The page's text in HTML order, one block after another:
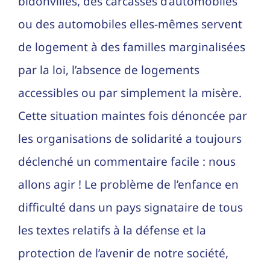
ou des automobiles elles-mêmes servent
de logement à des familles marginalisées
par la loi, l’absence de logements
accessibles ou par simplement la misère.
Cette situation maintes fois dénoncée par
les organisations de solidarité a toujours
déclenché un commentaire facile : nous
allons agir ! Le problème de l’enfance en
difficulté dans un pays signataire de tous
les textes relatifs à la défense et la
protection de l’avenir de notre société,